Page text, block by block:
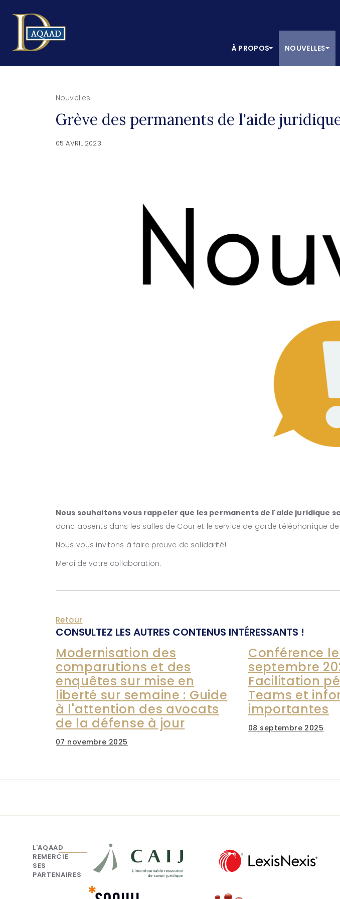
À PROPOS NOUVELLES
Nouvelles
Grève des permanents de l'aide
05 AVRIL 2023
Nous souhaitons vous rappeler que les permanents de l'aide juridique
donc absents dans les salles de Cour et le service de garde téléphonique
Nous vous invitons à faire preuve de solidarité!
Merci de votre collaboration.
Retour
CONSULTEZ LES AUTRES CONTENUS INTÉRESSANTS !
Modernisation des
comparutions et des
enquêtes sur mise en
liberté sur semaine : Guide
à l'attention des avocats
de la défense à jour
07 novembre 2025
Conférence
septembre
Facilitation
Teams et
importantes
08 septembre 2025
L'AQAAD
REMERCIE
SES
PARTENAIRES